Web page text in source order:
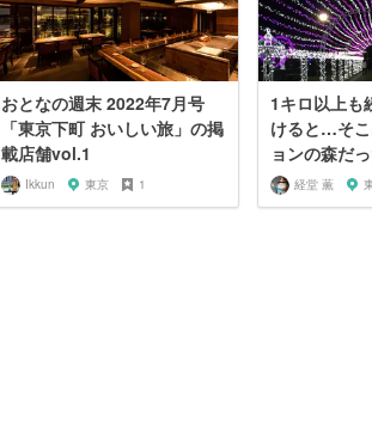
おとなの週末 2022年7月号
「東京下町 おいしい旅」の掲
載店舗vol.1
Ikkun 東京 1
1キロ以上も
けると…そ
ョンの森だっ
経堂 薫